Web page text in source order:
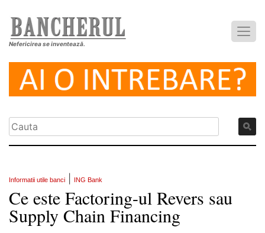
Nefericirea se inventează.
Informatii utile banci ING Bank
Ce este Factoring-ul Revers sau
Supply Chain Financing